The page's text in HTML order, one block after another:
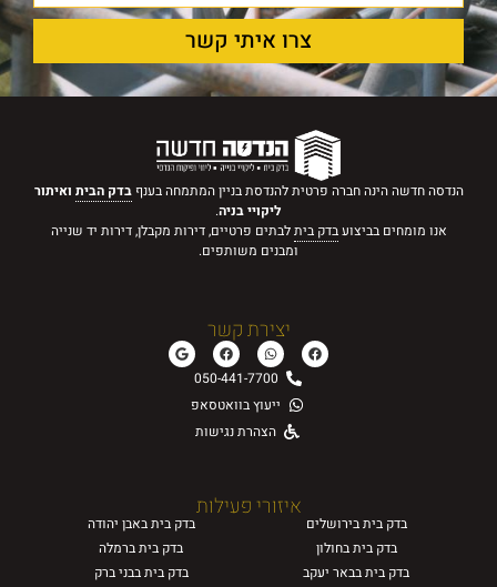
צרו איתי קשר
הנדסה חדשה הינה חברה פרטית להנדסת בניין המתמחה בענףבדק הבית ואיתור
ליקויי בניה.
אנו מומחים בביצועבדק ביתלבתים פרטיים, דירות מקבלן, דירות יד שנייה
ומבנים משותפים.
יצירת קשר
050-441-7700
ייעוץ בוואטסאפ
הצהרת נגישות
איזורי פעילות
בדק ביתבירושלים בדק ביתבאבן יהודה
בדק ביתבחולון בדק ביתברמלה
בדק ביתבבאר יעקב בדק ביתבבני ברק